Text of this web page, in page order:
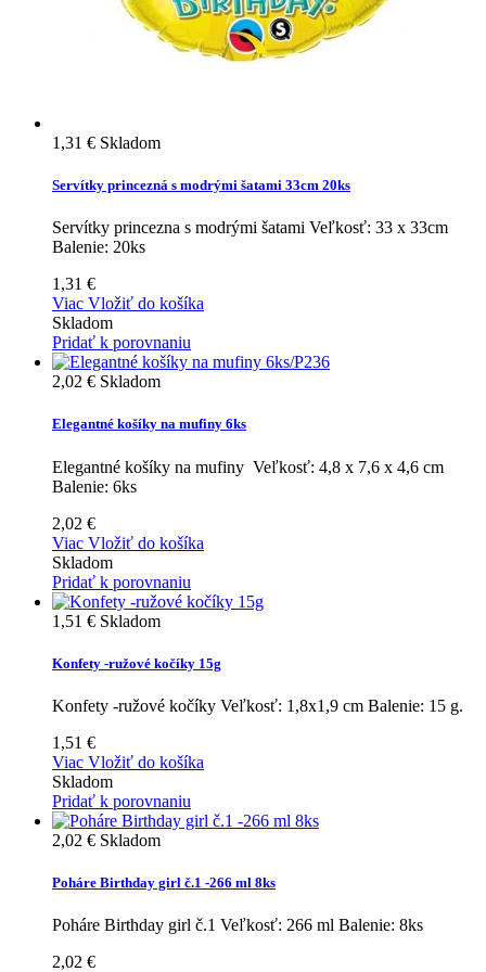
1,31 € Skladom
Servítky princezná s modrými šatami 33cm 20ks
Servítky princezna s modrými šatami Veľkosť: 33 x 33cm
Balenie: 20ks
1,31 €
Viac Vložiť do košíka
Skladom
Pridať k porovnaniu
2,02 € Skladom
Elegantné košíky na mufiny 6ks
Elegantné košíky na mufiny Veľkosť: 4,8 x 7,6 x 4,6 cm
Balenie: 6ks
2,02 €
Viac Vložiť do košíka
Skladom
Pridať k porovnaniu
1,51 € Skladom
Konfety -ružové kočíky 15g
Konfety -ružové kočíky Veľkosť: 1,8x1,9 cm Balenie: 15 g.
1,51 €
Viac Vložiť do košíka
Skladom
Pridať k porovnaniu
2,02 € Skladom
Poháre Birthday girl č.1 -266 ml 8ks
Poháre Birthday girl č.1 Veľkosť: 266 ml Balenie: 8ks
2,02 €